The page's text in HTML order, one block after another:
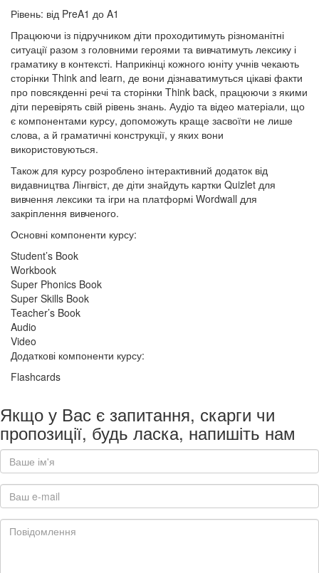
Рівень: від PreA1 до A1
Працюючи із підручником діти проходитимуть різноманітні
ситуації разом з головними героями та вивчатимуть лексику і
граматику в контексті. Наприкінці кожного юніту учнів чекають
сторінки Think and learn, де вони дізнаватимуться цікаві факти
про повсякденні речі та сторінки Think back, працюючи з якими
діти перевірять свій рівень знань. Аудіо та відео матеріали, що
є компонентами курсу, допоможуть краще засвоїти не лише
слова, а й граматичні конструкції, у яких вони
використовуються.
Також для курсу розроблено інтерактивний додаток від
видавництва Лінгвіст, де діти знайдуть картки Quizlet для
вивчення лексики та ігри на платформі Wordwall для
закріплення вивченого.
Основні компоненти курсу:
Student’s Book
Workbook
Super Phonics Book
Super Skills Book
Teacher’s Book
Audio
Video
Додаткові компоненти курсу:
Flashcards
Якщо у Вас є запитання, скарги чи
пропозиції, будь ласка, напишіть нам